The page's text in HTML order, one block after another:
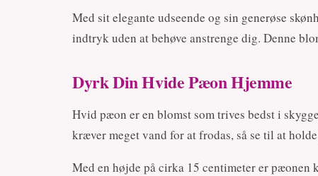
Med sit elegante udseende og sin generøse
indtryk uden at behøve anstrenge dig. Denne
Dyrk Din Hvide Pæon Hjemme
Hvid pæon er en blomst som trives bedst i
kræver meget vand for at frodas, så se til at
Med en højde på cirka 15 centimeter er pæonen